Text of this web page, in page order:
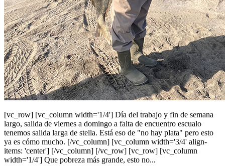
[vc_row] [vc_column width='1/4'] Día del trabajo y fin de semana
largo, salida de viernes a domingo a falta de encuentro escualo
tenemos salida larga de stella. Está eso de "no hay plata" pero esto
ya es cómo mucho. [/vc_column] [vc_column width='3/4' align-
items: 'center'] [/vc_column] [/vc_row] [vc_row] [vc_column
width='1/4'] Que pobreza más grande, esto no...